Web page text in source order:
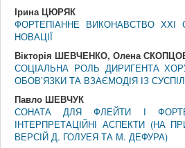
Ірина ЦЮРЯК
ФОРТЕПІАННЕ ВИКОНАВСТВО ХХІ
НОВАЦІЇ
Вікторія ШЕВЧЕНКО, Олена
СОЦІАЛЬНА РОЛЬ ДИРИГЕНТА
ОБОВ’ЯЗКИ ТА ВЗАЄМОДІЯ ІЗ
Павло ШЕВЧУК
СОНАТА ДЛЯ ФЛЕЙТИ І
ІНТЕРПРЕТАЦІЙНІ АСПЕКТИ (НА
ВЕРСІЙ Д. ГОЛУЕЯ ТА М. ДЕФУРА)